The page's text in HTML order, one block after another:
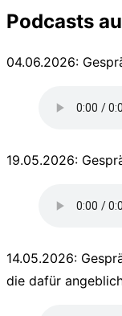
umschalten
Podcasts
04.06.2026:
19.05.2026:
14.05.2026:
die dafür